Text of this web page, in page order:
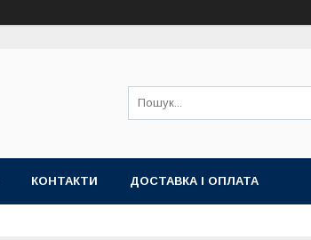
КОНТАКТИ ДОСТАВКА І ОПЛАТА